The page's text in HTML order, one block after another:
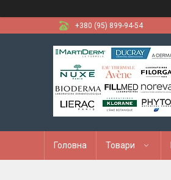
+380 (95) 899-94-54
Головна Товари